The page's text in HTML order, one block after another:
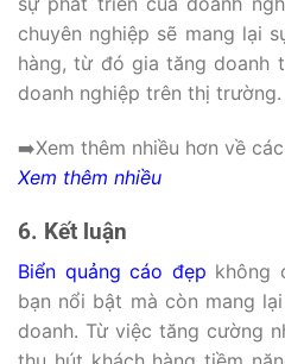
chuyên nghiệp sẽ mang lại
hàng, từ đó gia tăng doanh
doanh nghiệp trên thị trường.
➡️Xem thêm nhiều hơn về
Xem thêm nhiều
6. Kết luận
Biển quảng cáo đẹp không
bạn nổi bật mà còn mang
doanh. Từ việc tăng cường